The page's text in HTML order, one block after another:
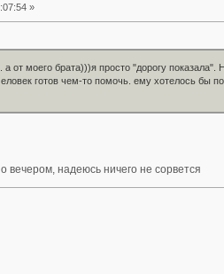
»
от моего брата)))я просто "дорогу
готов чем-то помочь. ему хотелось бы
вечером, надеюсь ничего не сорвется